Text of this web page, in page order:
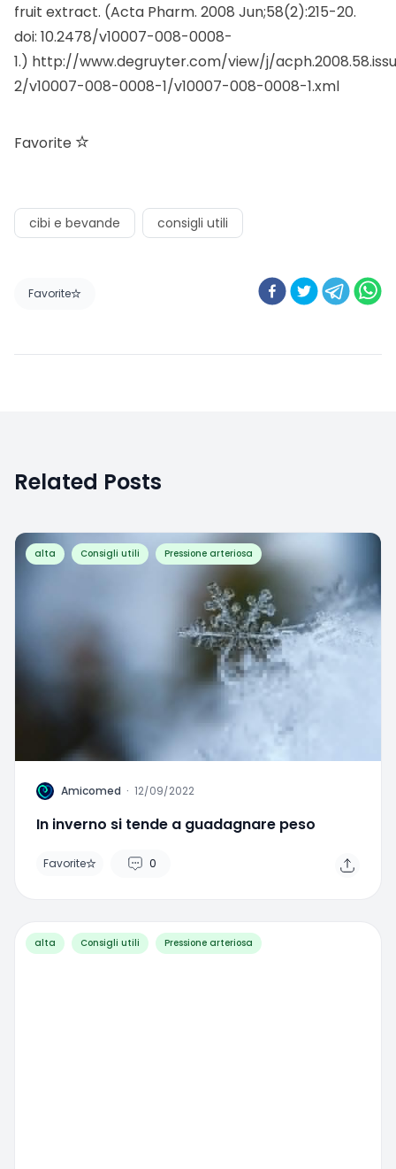
fruit extract. (Acta Pharm. 2008 Jun;58(2):215-20.
doi: 10.2478/v10007-008-0008-
1.) http://www.degruyter.com/view/j/
2/v10007-008-0008-1/v10007-008-0008-1.xml
Favorite
cibi e bevande consigli utili
Favorite
Related Posts
alta Consigli utili Pressione arteriosa
A Amicomed · 12/09/2022
In inverno si tende a guadagnare peso
Favorite 0
alta Consigli utili Pressione arteriosa